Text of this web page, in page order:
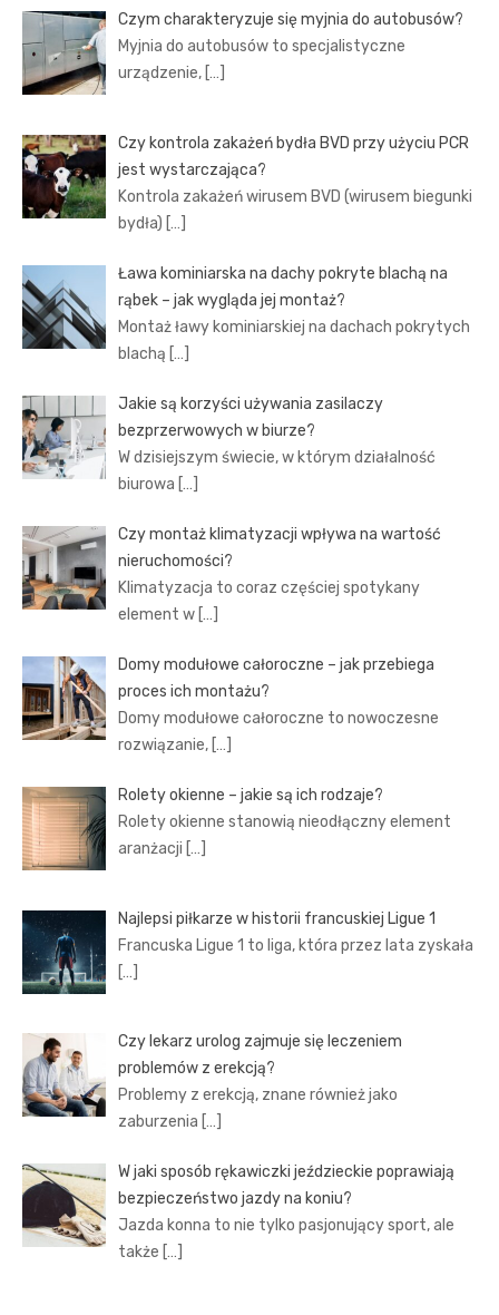
Czym charakteryzuje się myjnia do autobusów?
Myjnia do autobusów to specjalistyczne
urządzenie, […]
Czy kontrola zakażeń bydła BVD przy użyciu PCR
jest wystarczająca?
Kontrola zakażeń wirusem BVD (wirusem biegunki
bydła) […]
Ława kominiarska na dachy pokryte blachą na
rąbek – jak wygląda jej montaż?
Montaż ławy kominiarskiej na dachach pokrytych
blachą […]
Jakie są korzyści używania zasilaczy
bezprzerwowych w biurze?
W dzisiejszym świecie, w którym działalność
biurowa […]
Czy montaż klimatyzacji wpływa na wartość
nieruchomości?
Klimatyzacja to coraz częściej spotykany
element w […]
Domy modułowe całoroczne – jak przebiega
proces ich montażu?
Domy modułowe całoroczne to nowoczesne
rozwiązanie, […]
Rolety okienne – jakie są ich rodzaje?
Rolety okienne stanowią nieodłączny element
aranżacji […]
Najlepsi piłkarze w historii francuskiej Ligue 1
Francuska Ligue 1 to liga, która przez lata zyskała
[…]
Czy lekarz urolog zajmuje się leczeniem
problemów z erekcją?
Problemy z erekcją, znane również jako
zaburzenia […]
W jaki sposób rękawiczki jeździeckie poprawiają
bezpieczeństwo jazdy na koniu?
Jazda konna to nie tylko pasjonujący sport, ale
także […]